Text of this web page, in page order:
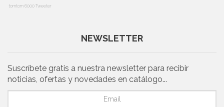
tomtom 6000Tweeter
NEWSLETTER
Suscríbete gratis a nuestra newsletter para recibir
noticias, ofertas y novedades en catálogo...